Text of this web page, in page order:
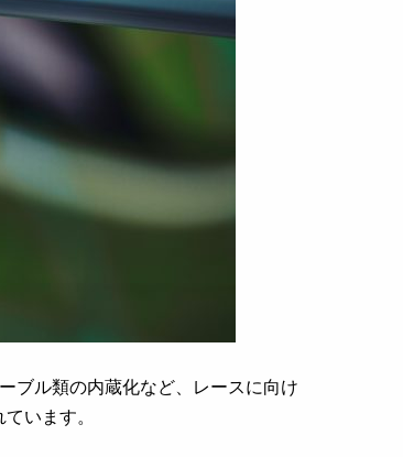
ブル類の内蔵化など、レースに向け
います。